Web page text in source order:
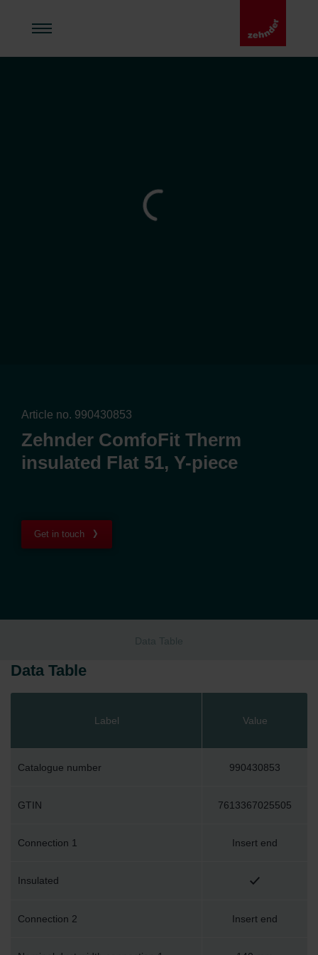
Article no. 990430853
Zehnder ComfoFit Therm
insulated Flat 51, Y-piece
Get in touch
Data Table
Data Table
Label Value
Catalogue number 990430853
GTIN 7613367025505
Connection 1 Insert end
Insulated
Connection 2 Insert end